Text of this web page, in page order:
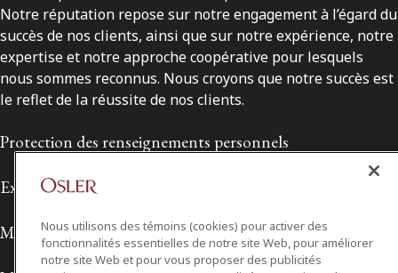
Notre réputation repose sur notre engagement à l’égard du
succès de nos clients, ainsi que sur notre expérience, notre
expertise et notre approche coopérative pour lesquels
nous sommes reconnus. Nous croyons que notre succès est
le reflet de la réussite de nos clients.
Protection des renseignements personnels
Exonération de responsabilité
Modalités de prestation de services
Nous utilisons des témoins (cookies) pour activer des
fonctionnalités essentielles de notre site Web, pour améliorer
notre site Web et pour vous proposer des publicités